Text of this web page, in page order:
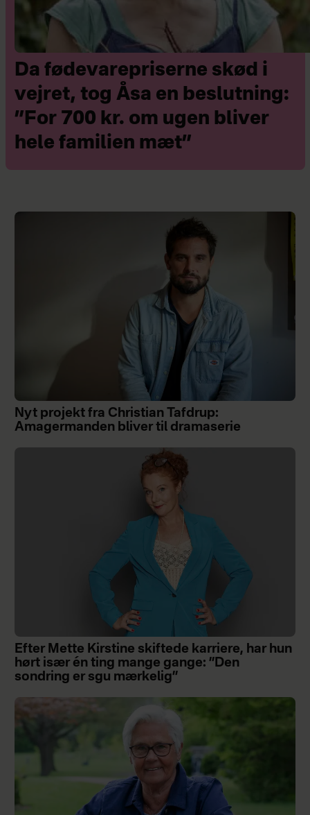
Da fødevarepriserne skød i
vejret, tog Åsa en beslutning:
”For 700 kr. om ugen bliver
hele familien mæt”
Nyt projekt fra Christian Tafdrup:
Amagermanden bliver til dramaserie
Efter Mette Kirstine skiftede karriere, har hun
hørt især én ting mange gange: ”Den
sondring er sgu mærkelig”